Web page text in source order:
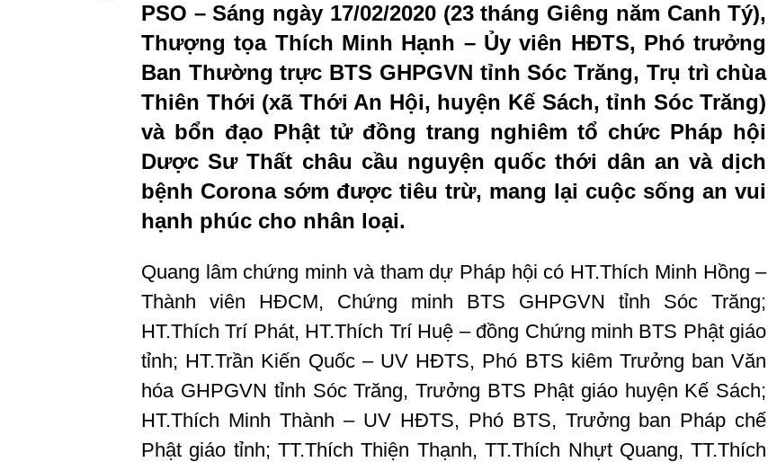
PSO – Sáng ngày 17/02/2020 (23 tháng Giêng năm Canh Tý),
Thượng tọa Thích Minh Hạnh – Ủy viên HĐTS, Phó trưởng
Ban Thường trực BTS GHPGVN tỉnh Sóc Trăng, Trụ trì chùa
Thiên Thới (xã Thới An Hội, huyện Kế Sách, tỉnh Sóc Trăng)
và bổn đạo Phật tử đồng trang nghiêm tổ chức Pháp hội
Dược Sư Thất châu cầu nguyện quốc thới dân an và dịch
bệnh Corona sớm được tiêu trừ, mang lại cuộc sống an vui
hạnh phúc cho nhân loại.
Quang lâm chứng minh và tham dự Pháp hội có HT.Thích Minh Hồng –
Thành viên HĐCM, Chứng minh BTS GHPGVN tỉnh Sóc Trăng;
HT.Thích Trí Phát, HT.Thích Trí Huệ – đồng Chứng minh BTS Phật giáo
tỉnh; HT.Trần Kiến Quốc – UV HĐTS, Phó BTS kiêm Trưởng ban Văn
hóa GHPGVN tỉnh Sóc Trăng, Trưởng BTS Phật giáo huyện Kế Sách;
HT.Thích Minh Thành – UV HĐTS, Phó BTS, Trưởng ban Pháp chế
Phật giáo tỉnh; TT.Thích Thiện Thạnh, TT.Thích Nhựt Quang, TT.Thích